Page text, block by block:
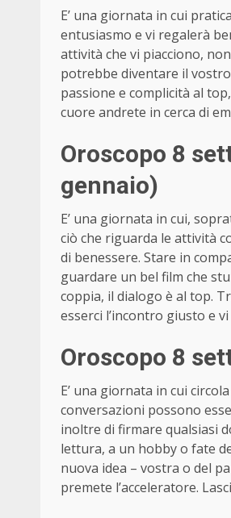
E’ una giornata in cui
entusiasmo e vi regalerà
attività che vi piacciono,
potrebbe diventare il
passione e complicità al
cuore andrete in cerca di
Oroscopo 8
gennaio)
E’ una giornata in cui,
ciò che riguarda le attività
di benessere. Stare in
guardare un bel film che
coppia, il dialogo è al top.
esserci l’incontro giusto e
Oroscopo 8
E’ una giornata in cui
conversazioni possono
inoltre di firmare qualsiasi
lettura, a un hobby o fate
nuova idea – vostra o del
premete l’acceleratore.